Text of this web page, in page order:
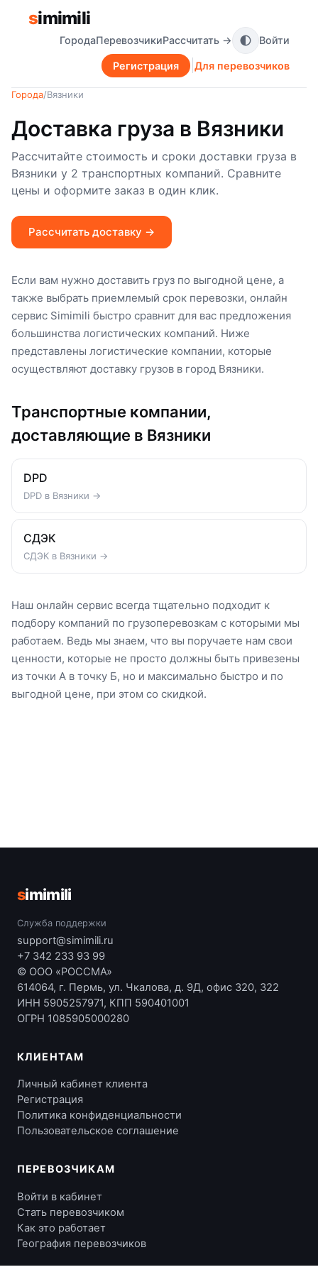
simimili
ГородаПеревозчикиРассчитать → Войти
Регистрация Для перевозчиков
Города/Вязники
Доставка груза в Вязники
Рассчитайте стоимость и сроки доставки груза в
Вязники у 2 транспортных компаний. Сравните
цены и оформите заказ в один клик.
Рассчитать доставку →
Если вам нужно доставить груз по выгодной цене, а
также выбрать приемлемый срок перевозки, онлайн
сервис Simimili быстро сравнит для вас предложения
большинства логистических компаний. Ниже
представлены логистические компании, которые
осуществляют доставку грузов в город Вязники.
Транспортные компании,
доставляющие в Вязники
DPD
DPD в Вязники →
СДЭК
СДЭК в Вязники →
Наш онлайн сервис всегда тщательно подходит к
подбору компаний по грузоперевозкам с которыми мы
работаем. Ведь мы знаем, что вы поручаете нам свои
ценности, которые не просто должны быть привезены
из точки А в точку Б, но и максимально быстро и по
выгодной цене, при этом со скидкой.
simimili
Служба поддержки
support@simimili.ru
+7 342 233 93 99
© ООО «РОССМА»
614064, г. Пермь, ул. Чкалова, д. 9Д, офис 320, 322
ИНН 5905257971, КПП 590401001
ОГРН 1085905000280
КЛИЕНТАМ
Личный кабинет клиента
Регистрация
Политика конфиденциальности
Пользовательское соглашение
ПЕРЕВОЗЧИКАМ
Войти в кабинет
Стать перевозчиком
Как это работает
География перевозчиков